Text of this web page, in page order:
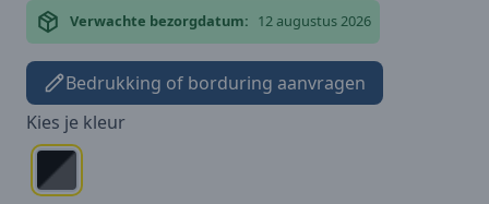
Verwachte bezorgdatum: 12 augustus 2026
Bedrukking of borduring aanvragen
Kies je kleur